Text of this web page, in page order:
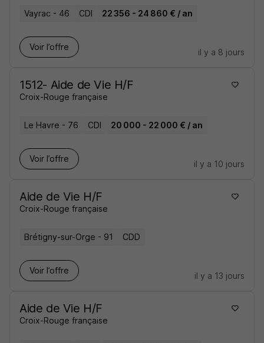
Vayrac - 46 CDI 22 356 - 24 860 € / an
Voir l’offre
il y a 8 jours
1512- Aide de Vie H/F
Croix-Rouge française
Le Havre - 76 CDI 20 000 - 22 000 € / an
Voir l’offre
il y a 10 jours
Aide de Vie H/F
Croix-Rouge française
Brétigny-sur-Orge - 91 CDD
Voir l’offre
il y a 13 jours
Aide de Vie H/F
Croix-Rouge française